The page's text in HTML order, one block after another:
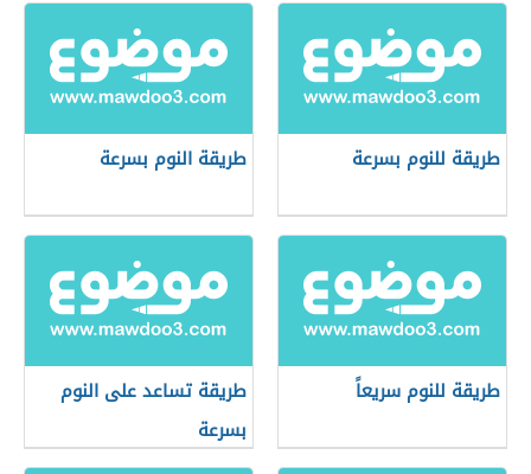
طريقة للنوم بسرعة طريقة النوم بسرعة
طريقة للنوم سريعاً
طريقة تساعد على النوم
بسرعة